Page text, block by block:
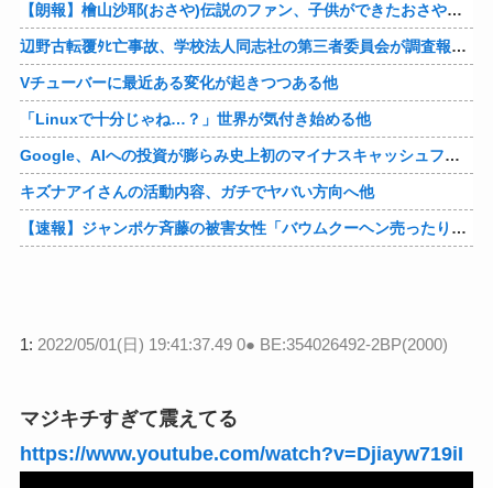
【朗報】檜山沙耶(おさや)伝説のファン、子供ができたおさやへの正直な気持ちを語るｗ
辺野古転覆ﾀﾋ亡事故、学校法人同志社の第三者委員会が調査報告書を公表 … 安全配慮義務違反や安全管理に関する検証を妨げた組織風土の存在を指摘
Vチューバーに最近ある変化が起きつつある他
「Linuxで十分じゃね…？」世界が気付き始める他
Google、AIへの投資が膨らみ史上初のマイナスキャッシュフローに陥る他
キズナアイさんの活動内容、ガチでヤバい方向へ他
【速報】ジャンポケ斉藤の被害女性「バウムクーヘン売ったりTikTokライブしててムカついたから示談しなかった」他
1: 2022/05/01(日) 19:41:37.49 0● BE:354026492-2BP(2000)
マジキチすぎて震えてる
https://www.youtube.com/watch?v=Djiayw719iI